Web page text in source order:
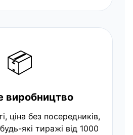
📦
виробництво
ціна без посередників,
які тиражі від 1000